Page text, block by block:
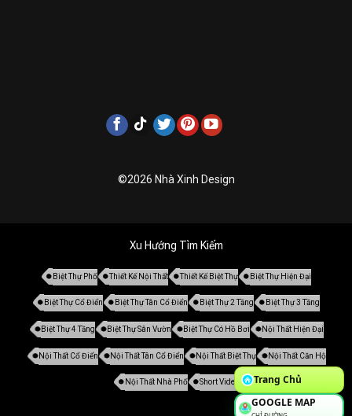
©2026 Nhà Xinh Design
Xu Hướng Tìm Kiếm
Biệt Thự Phố Thiết Kế Nội Thất Thiết Kế Biệt Thự Biệt Thự Hiện Đại
Biệt Thự Cổ Điển Biệt Thự Tân Cổ Điển Biệt Thự 2 Tầng Biệt Thự 3 Tầng
Biệt Thự 4 Tầng Biệt Thự Sân Vườn Biệt Thự Có Hồ Bơi Nội Thất Hiện Đại
Nội Thất Cổ Điển Nội Thất Tân Cổ Điển Nội Thất Biệt Thự Nội Thất Căn Hộ
Nội Thất Nhà Phố Short Video
Trang Chủ
GOOGLE MAP